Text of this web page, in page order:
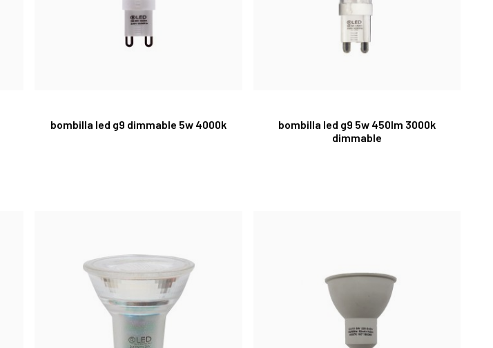
bombilla led g9 dimmable 5w 4000k
bombilla led g9 5w 450lm 3000k
dimmable